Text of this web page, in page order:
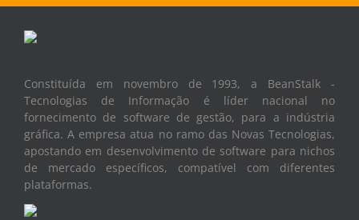
Constituída em novembro de 1993, a BeanStalk -
Tecnologias de Informação é líder nacional no
fornecimento de software de gestão, para a indústria
gráfica. A empresa atua no ramo das Novas Tecnologias,
apostando em desenvolvimento de software para nichos
de mercado específicos, compatível com diferentes
plataformas.